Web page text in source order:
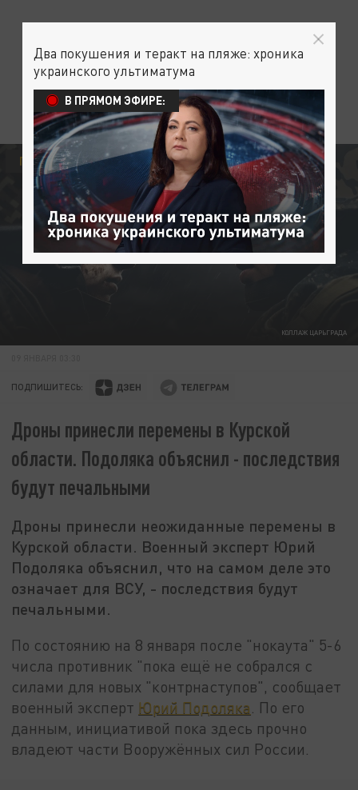
КОЛЛАЖ ЦАРЬГРАДА
ПОЛИТИКА СВО СВОДКИ С ФРОНТА
ПОДПИШИТЕСЬ:
Дроны принесли перемены в Курской
области. Подоляка объяснил - последствия
будут печальными
Дроны принесли неожиданные перемены в
Курской области. Военный эксперт Юрий
Подоляка объяснил, что на самом деле это
означает для ВСУ, - последствия будут
печальными.
По состоянию на 8 января после "нокаута" 5-6
числа противник "пока ещё не собрался с
силами для новых "контрнаступов", сообщает
военный эксперт Юрий Подоляка . По его
данным, инициативой пока здесь прочно
владеют части Вооружённых сил России.
Два покушения и теракт на пляже: хроника
украинского ультиматума
В ПРЯМОМ ЭФИРЕ: